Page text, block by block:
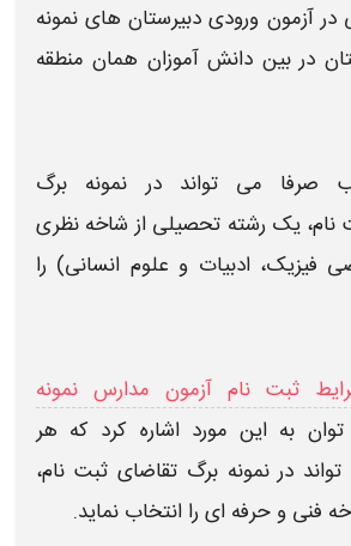
درآزمون ورودی​​ دبیرستان های نمونه
در بین دانش آموزان همان منطقه
صرفا می تواند در نمونه برگ
نام، یک رشته تحصیلی از شاخه نظری
فیزیک، ادبیات و علوم انسانی) را
ثبت نام آزمون مدارس نمونه
به این مورد اشاره کرد که هر
در نمونه برگ تقاضایثبت نام،
فنی و حرفه ای را انتخاب نماید.